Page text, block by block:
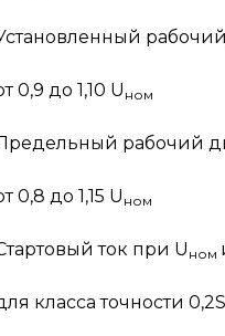
0,9 до 1,10 U ном
рабочий
0,8 до 1,15 U ном
ток при U ном
класса точности